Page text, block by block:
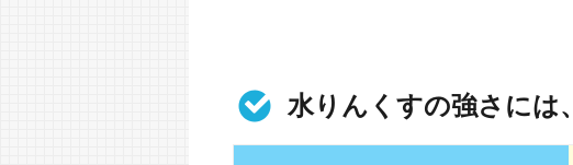
水りんくすの強さには、